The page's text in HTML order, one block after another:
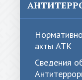
акты АТК
Сведения